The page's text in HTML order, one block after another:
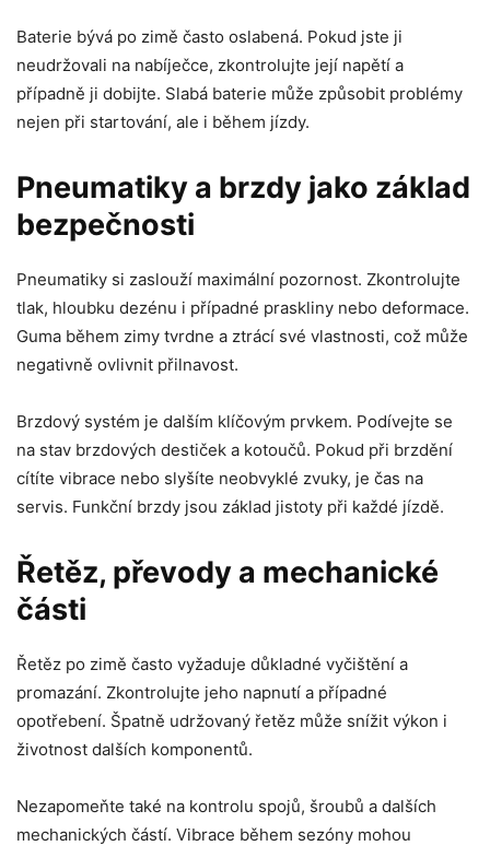
Baterie bývá po zimě často oslabená. Pokud jste ji
neudržovali na nabíječce, zkontrolujte její napětí a
případně ji dobijte. Slabá baterie může způsobit problémy
nejen při startování, ale i během jízdy.
Pneumatiky a brzdy jako základ
bezpečnosti
Pneumatiky si zaslouží maximální pozornost. Zkontrolujte
tlak, hloubku dezénu i případné praskliny nebo deformace.
Guma během zimy tvrdne a ztrácí své vlastnosti, což může
negativně ovlivnit přilnavost.
Brzdový systém je dalším klíčovým prvkem. Podívejte se
na stav brzdových destiček a kotoučů. Pokud při brzdění
cítíte vibrace nebo slyšíte neobvyklé zvuky, je čas na
servis. Funkční brzdy jsou základ jistoty při každé jízdě.
Řetěz, převody a mechanické
části
Řetěz po zimě často vyžaduje důkladné vyčištění a
promazání. Zkontrolujte jeho napnutí a případné
opotřebení. Špatně udržovaný řetěz může snížit výkon i
životnost dalších komponentů.
Nezapomeňte také na kontrolu spojů, šroubů a dalších
mechanických částí. Vibrace během sezóny mohou